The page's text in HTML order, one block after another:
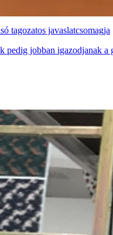
tagozatos javaslatcsomagja
jobban igazodjanak a